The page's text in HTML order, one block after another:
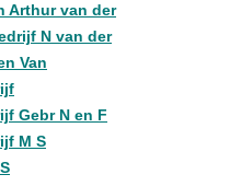
Arthur van der
N van der
Van
Gebr N en F
M S